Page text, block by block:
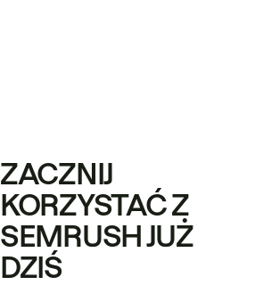
ZACZNIJ
KORZYSTAĆ Z
SEMRUSH JUŻ
DZIŚ